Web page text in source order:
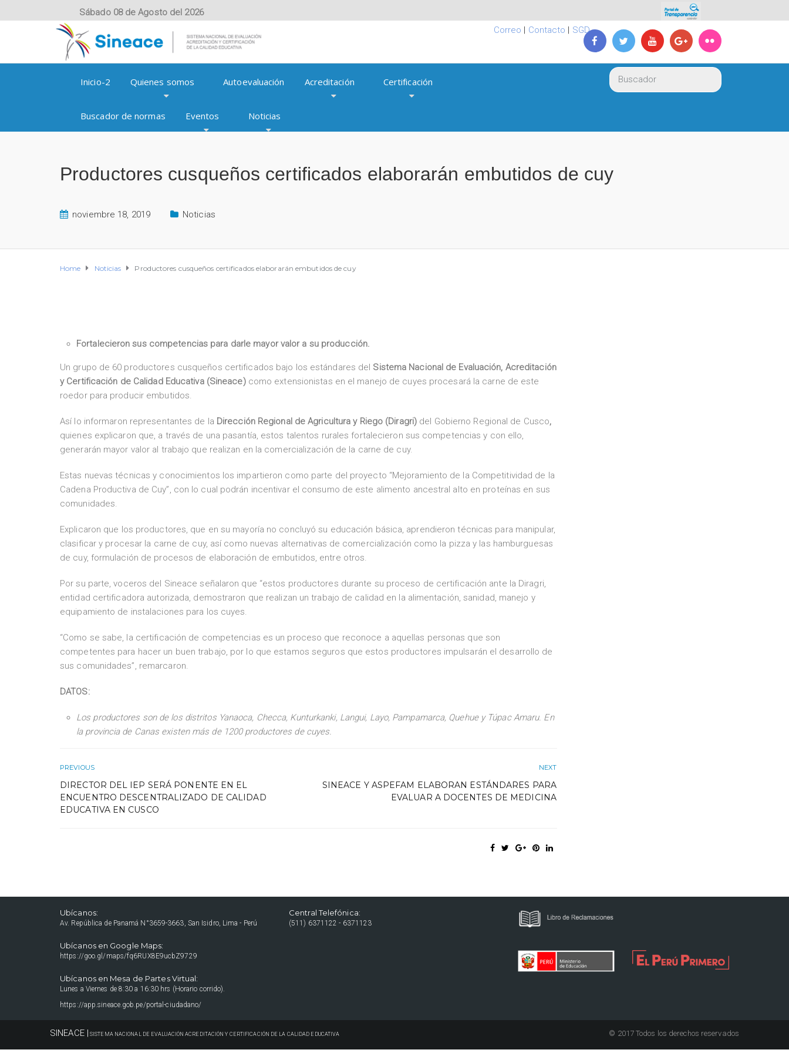
Sábado 08 de Agosto del 2026
Correo | Contacto | SGD
Inicio-2 Quienes somos Autoevaluación Acreditación Certificación
Buscador de normas Eventos Noticias
Productores cusqueños certificados elaborarán embutidos de cuy
noviembre 18, 2019 Noticias
Home Noticias Productores cusqueños certificados elaborarán embutidos de cuy
Fortalecieron sus competencias para darle mayor valor a su producción.
Un grupo de 60 productores cusqueños certificados bajo los estándares del Sistema Nacional de Evaluación, Acreditación
y Certificación de Calidad Educativa (Sineace) como extensionistas en el manejo de cuyes procesará la carne de este
roedor para producir embutidos.
Así lo informaron representantes de la Dirección Regional de Agricultura y Riego (Diragri) del Gobierno Regional de Cusco,
quienes explicaron que, a través de una pasantía, estos talentos rurales fortalecieron sus competencias y con ello,
generarán mayor valor al trabajo que realizan en la comercialización de la carne de cuy.
Estas nuevas técnicas y conocimientos los impartieron como parte del proyecto “Mejoramiento de la Competitividad de la
Cadena Productiva de Cuy”, con lo cual podrán incentivar el consumo de este alimento ancestral alto en proteínas en sus
comunidades.
Explicaron que los productores, que en su mayoría no concluyó su educación básica, aprendieron técnicas para manipular,
clasificar y procesar la carne de cuy, así como nuevas alternativas de comercialización como la pizza y las hamburguesas
de cuy, formulación de procesos de elaboración de embutidos, entre otros.
Por su parte, voceros del Sineace señalaron que “estos productores durante su proceso de certificación ante la Diragri,
entidad certificadora autorizada, demostraron que realizan un trabajo de calidad en la alimentación, sanidad, manejo y
equipamiento de instalaciones para los cuyes.
“Como se sabe, la certificación de competencias es un proceso que reconoce a aquellas personas que son
competentes para hacer un buen trabajo, por lo que estamos seguros que estos productores impulsarán el desarrollo de
sus comunidades”, remarcaron.
DATOS:
Los productores son de los distritos Yanaoca, Checca, Kunturkanki, Langui, Layo, Pampamarca, Quehue y Túpac Amaru. En
la provincia de Canas existen más de 1200 productores de cuyes.
PREVIOUS
DIRECTOR DEL IEP SERÁ PONENTE EN EL
ENCUENTRO DESCENTRALIZADO DE CALIDAD
EDUCATIVA EN CUSCO
NEXT
SINEACE Y ASPEFAM ELABORAN ESTÁNDARES PARA
EVALUAR A DOCENTES DE MEDICINA
Ubícanos:
Av. República de Panamá N°3659-3663, San Isidro, Lima - Perú
Ubícanos en Google Maps:
https://goo.gl/maps/fq6RUX8E9ucbZ9729
Ubícanos en Mesa de Partes Virtual:
Lunes a Viernes de 8:30 a 16:30 hrs (Horario corrido).
https://app.sineace.gob.pe/portal-ciudadano/
Central Telefónica:
(511) 6371122 - 6371123
SINEACE | SISTEMA NACIONAL DE EVALUACIÓN ACREDITACIÓN Y CERTIFICACIÓN DE LA CALIDAD EDUCATIVA © 2017 Todos los derechos reservados